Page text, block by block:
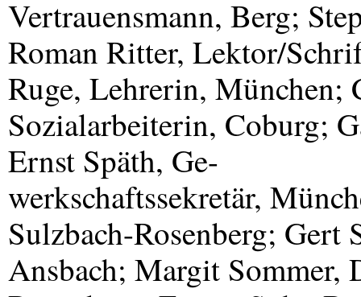
Vertrauensmann, Berg;
Roman Ritter, Lektor/
Ruge, Lehrerin, München;
Sozialarbeiterin, Coburg;
Ernst Späth, Ge-
werkschaftssekretär,
Sulzbach-Rosenberg; Gert
Ansbach; Margit Sommer,